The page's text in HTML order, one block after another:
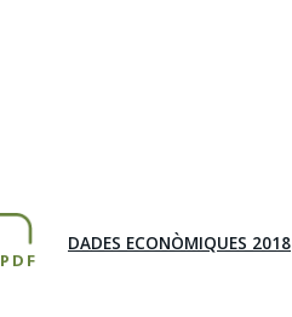
PDF
DADES ECONÒMIQUES 2018